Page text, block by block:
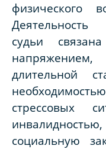
физического
Деятельность
судьи
длительной
стрессовых
социальную